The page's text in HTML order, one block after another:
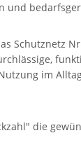
Schutznetz
im
die